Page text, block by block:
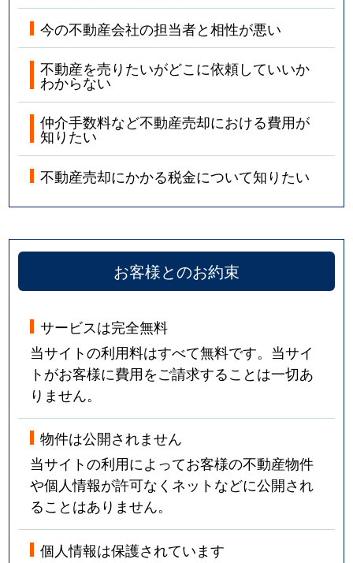
今の不動産会社の担当者と相性が悪い
不動産を売りたいがどこに依頼していいか
わからない
仲介手数料など不動産売却における費用が
知りたい
不動産売却にかかる税金について知りたい
お客様とのお約束
サービスは完全無料
当サイトの利用料はすべて無料です。当サイ
トがお客様に費用をご請求することは一切あ
りません。
物件は公開されません
当サイトの利用によってお客様の不動産物件
や個人情報が許可なくネットなどに公開され
ることはありません。
個人情報は保護されています